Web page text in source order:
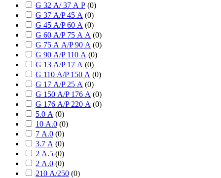
G 32 А/ 37 А P (0)
G 37 А/P 45 А (0)
G 45 А/P 60 А (0)
G 60 А/P 75 А А (0)
G 75 А А/P 90 А (0)
G 90 А/P 110 А (0)
G 13 А/P 17 А (0)
G 110 А/P 150 А (0)
G 17 А/P 25 А (0)
G 150 А/P 176 А (0)
G 176 А/P 220 А (0)
5.0 А (0)
10 А.0 (0)
7 А.0 (0)
3.7 А (0)
2 А.5 (0)
2 А.0 (0)
210 А/250 (0)